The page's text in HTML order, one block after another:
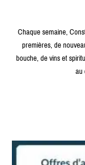
Chaque semaine,
premières, de
bouche, de vins et
au